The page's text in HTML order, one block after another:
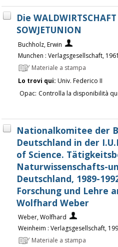
Die
SOWJETUNION
Buchholz, Erwin
Munchen : Verlagsgesellschaft,
Materiale a stampa
Lo trovi qui: Univ. Federico II
Opac: Controlla la disponibilità
Nationalkomitee der
Deutschland in der
of Science.
Naturwissenschafts-
Deutschland, 1989-
Forschung und Lehre
Wolfhard Weber
Weber, Wolfhard
Weinheim : Verlagsgesellschaft,
Materiale a stampa